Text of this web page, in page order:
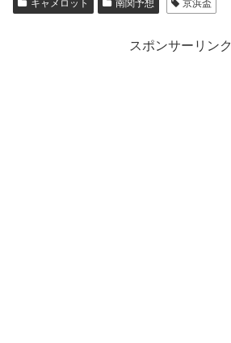
キャメロット 南関予想 京浜盃
スポンサーリンク